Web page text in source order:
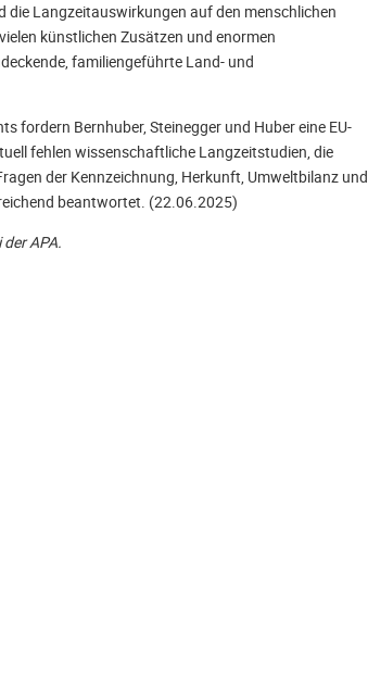
die Langzeitauswirkungen auf den menschlichen
künstlichen Zusätzen und enormen
familiengeführte Land- und
fordern Bernhuber, Steinegger und Huber eine EU-
fehlen wissenschaftliche Langzeitstudien, die
der Kennzeichnung, Herkunft, Umweltbilanz und
beantwortet. (22.06.2025)
APA.